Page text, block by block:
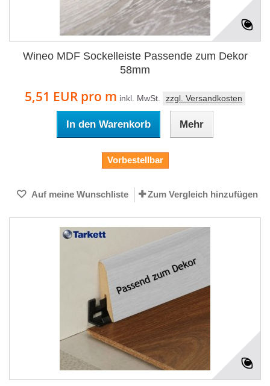
Wineo MDF Sockelleiste Passende zum Dekor
58mm
5,51 EUR pro m inkl. MwSt. zzgl. Versandkosten
In den Warenkorb Mehr
Vorbestellbar
Auf meine Wunschliste Zum Vergleich hinzufügen